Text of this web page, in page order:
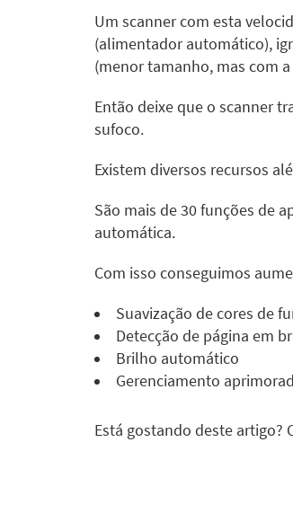
Um scanner com esta
(alimentador automático),
(menor tamanho, mas com
Então deixe que o scanner
sufoco.
Existem diversos recursos
São mais de 30 funções de
automática.
Com isso conseguimos
Suavização de cores de
Detecção de página em
Brilho automático
Gerenciamento
Está gostando deste artigo?